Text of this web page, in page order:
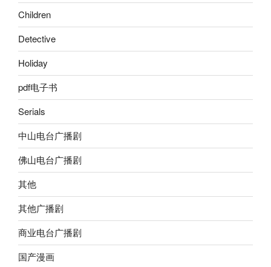
Children
Detective
Holiday
pdf电子书
Serials
中山电台广播剧
佛山电台广播剧
其他
其他广播剧
商业电台广播剧
国产漫画